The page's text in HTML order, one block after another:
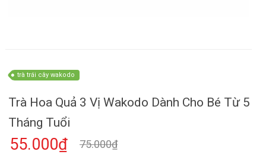
trà trái cây wakodo
Trà Hoa Quả 3 Vị Wakodo Dành Cho Bé Từ 5
Tháng Tuổi
55.000₫ 75.000₫